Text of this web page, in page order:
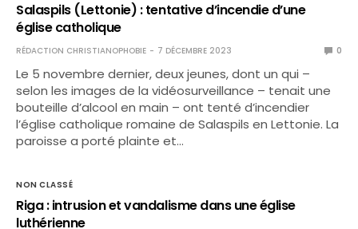
Salaspils (Lettonie) : tentative d’incendie d’une
église catholique
RÉDACTION CHRISTIANOPHOBIE 7 DÉCEMBRE 2023 0
Le 5 novembre dernier, deux jeunes, dont un qui –
selon les images de la vidéosurveillance – tenait une
bouteille d’alcool en main – ont tenté d’incendier
l’église catholique romaine de Salaspils en Lettonie. La
paroisse a porté plainte et…
NON CLASSÉ
Riga : intrusion et vandalisme dans une église
luthérienne